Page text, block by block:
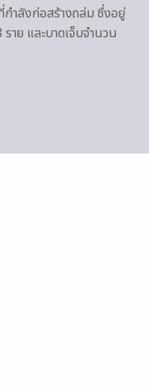
กำลังก่อสร้างถล่ม ซึ่งอยู่
าย และบาดเจ็บจำนวน